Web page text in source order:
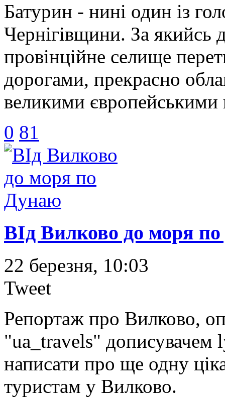
Батурин - нині один із
Чернігівщини. За якийсь
провінційне селище
дорогами, прекрасно
великими європейськими
0 81
ВІд Вилково до моря
22 березня, 10:03
Tweet
Репортаж про Вилково,
"ua_travels" дописувачем
написати про ще одну
туристам у Вилково.